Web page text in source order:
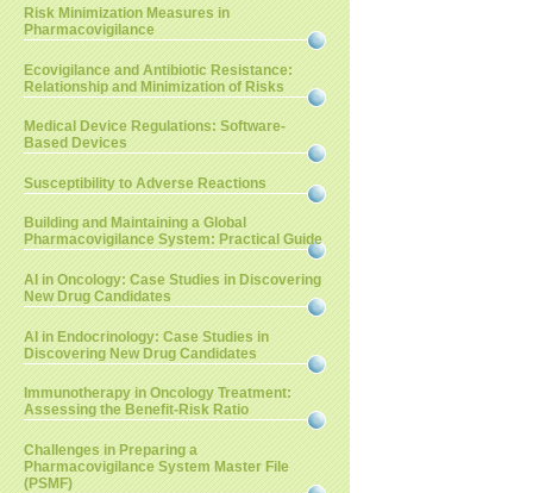
Risk Minimization Measures in
Pharmacovigilance
Ecovigilance and Antibiotic Resistance:
Relationship and Minimization of Risks
Medical Device Regulations: Software-
Based Devices
Susceptibility to Adverse Reactions
Building and Maintaining a Global
Pharmacovigilance System: Practical Guide
AI in Oncology: Case Studies in Discovering
New Drug Candidates
AI in Endocrinology: Case Studies in
Discovering New Drug Candidates
Immunotherapy in Oncology Treatment:
Assessing the Benefit-Risk Ratio
Challenges in Preparing a
Pharmacovigilance System Master File
(PSMF)